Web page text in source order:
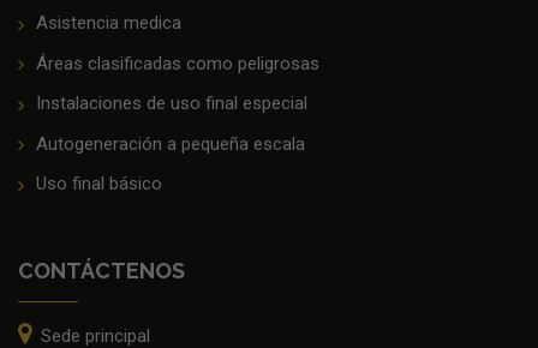
Asistencia medica
Áreas clasificadas como peligrosas
Instalaciones de uso final especial
Autogeneración a pequeña escala
Uso final básico
CONTÁCTENOS
Sede principal